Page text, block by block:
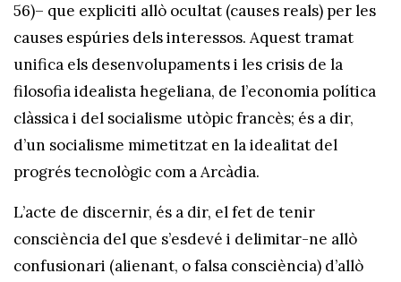
56)– que expliciti allò ocultat (causes reals) per les
causes espúries dels interessos. Aquest tramat
unifica els desenvolupaments i les crisis de la
filosofia idealista hegeliana, de l’economia política
clàssica i del socialisme utòpic francès; és a dir,
d’un socialisme mimetitzat en la idealitat del
progrés tecnològic com a Arcàdia.
L’acte de discernir, és a dir, el fet de tenir
consciència del que s’esdevé i delimitar-ne allò
confusionari (alienant, o falsa consciència) d’allò